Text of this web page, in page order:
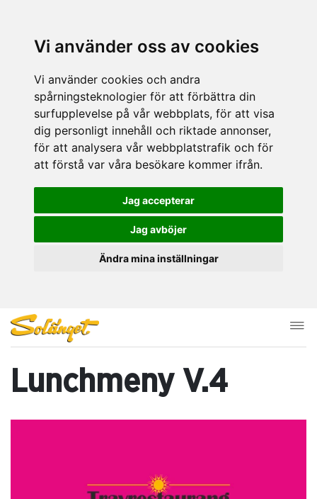
Vi använder oss av cookies
Vi använder cookies och andra
spårningsteknologier för att förbättra din
surfupplevelse på vår webbplats, för att visa
dig personligt innehåll och riktade annonser,
för att analysera vår webbplatstrafik och för
att förstå var våra besökare kommer ifrån.
Jag accepterar
Jag avböjer
Ändra mina inställningar
Lunchmeny V.4